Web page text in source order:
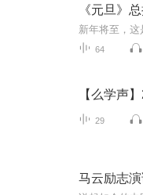
《元旦》
新年将至，这
64
【么学声
29
马云励志